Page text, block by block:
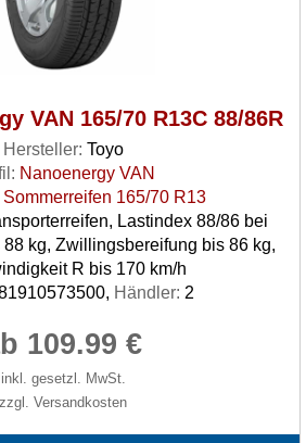
VAN 165/70 R13C 88/86R
Hersteller: Toyo
Nanoenergy VAN
Sommerreifen 165/70 R13
Lastindex 88/86 bei
kg, Zwillingsbereifung bis 86 kg,
R bis 170 km/h
Händler: 2
109.99 €
inkl. gesetzl. MwSt.
zzgl. Versandkosten